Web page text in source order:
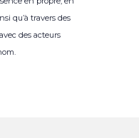
qu’à travers des
des acteurs